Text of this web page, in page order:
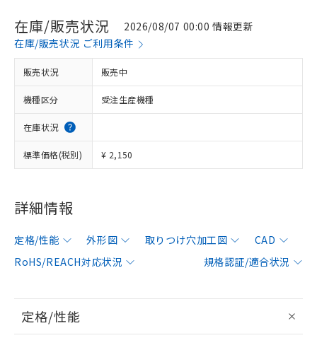
在庫/販売状況
2026/08/07 00:00 情報更新
在庫/販売状況 ご利用条件
販売状況 販売中
機種区分 受注生産機種
在庫状況
標準価格(税別) ¥ 2,150
詳細情報
定格/性能 外形図 取りつけ穴加工図
CAD
RoHS/REACH対応状況
規格認証/適合状況
定格/性能